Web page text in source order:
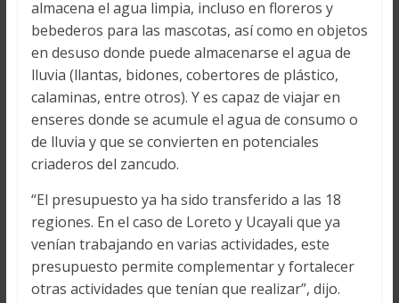
almacena el agua limpia, incluso en floreros y
bebederos para las mascotas, así como en objetos
en desuso donde puede almacenarse el agua de
lluvia (llantas, bidones, cobertores de plástico,
calaminas, entre otros). Y es capaz de viajar en
enseres donde se acumule el agua de consumo o
de lluvia y que se convierten en potenciales
criaderos del zancudo.
“El presupuesto ya ha sido transferido a las 18
regiones. En el caso de Loreto y Ucayali que ya
venían trabajando en varias actividades, este
presupuesto permite complementar y fortalecer
otras actividades que tenían que realizar”, dijo.